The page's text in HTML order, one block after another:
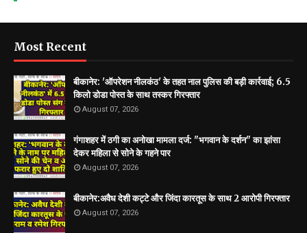
Most Recent
बीकानेर: 'ऑपरेशन नीलकंठ' के तहत नाल पुलिस की बड़ी कार्रवाई; 6.5
किलो डोडा पोस्त के साथ तस्कर गिरफ्तार
August 07, 2026
गंगाशहर में ठगी का अनोखा मामला दर्ज: "भगवान के दर्शन" का झांसा
देकर महिला से सोने के गहने पार
August 07, 2026
बीकानेर:अवैध देशी कट्टे और जिंदा कारतूस के साथ 2 आरोपी गिरफ्तार
August 07, 2026